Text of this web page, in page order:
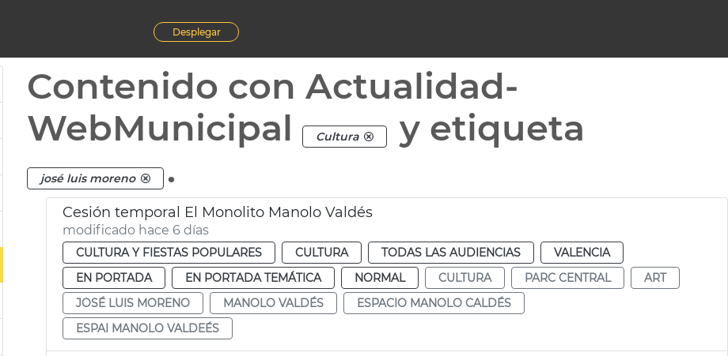
Desplegar
Contenido con Actualidad-
WebMunicipal
Cultura y etiqueta
josé luis moreno .
Cesión temporal El Monolito Manolo Valdés
modificado hace 6 días
CULTURA Y FIESTAS POPULARES CULTURA TODAS LAS AUDIENCIAS
VALENCIA
EN PORTADA
EN PORTADA TEMÁTICA NORMAL CULTURA PARC CENTRAL
ART
JOSÉ LUIS MORENO
MANOLO VALDÉS
ESPACIO MANOLO CALDÉS
ESPAI MANOLO VALDEÉS